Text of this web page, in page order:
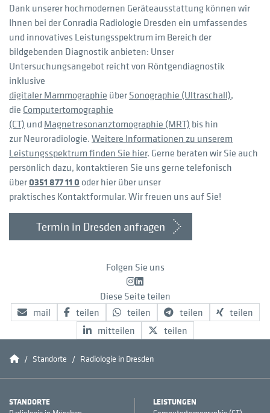
Dank unserer hochmodernen Geräteausstattung können wir
Ihnen bei der Conradia Radiologie Dresden ein umfassendes
und innovatives Leistungsspektrum im Bereich der
bildgebenden Diagnostik anbieten: Unser
Untersuchungsangebot reicht von Röntgendiagnostik
inklusive
digitaler Mammographie überSonographie (Ultraschall),
die Computertomographie
(CT) und Magnetresonanztomographie (MRT) bis hin
zur Neuroradiologie.Weitere Informationen zu unserem
Leistungsspektrum finden Sie hier. Gerne beraten wir Sie auch
persönlich dazu, kontaktieren Sie uns gerne telefonisch
über0351 877 11 0 oder hier über unser
praktisches Kontaktformular. Wir freuen uns auf Sie!
Termin in Dresden anfragen
Folgen Sie uns
Instagram
LinkedIn
Diese Seite teilen
mail
teilen teilen teilen
teilen
mitteilen
teilen
ConradiaStandorte Radiologie in Dresden
STANDORTE LEISTUNGEN